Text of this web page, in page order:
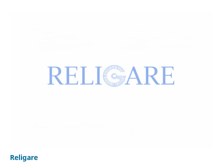
Religare